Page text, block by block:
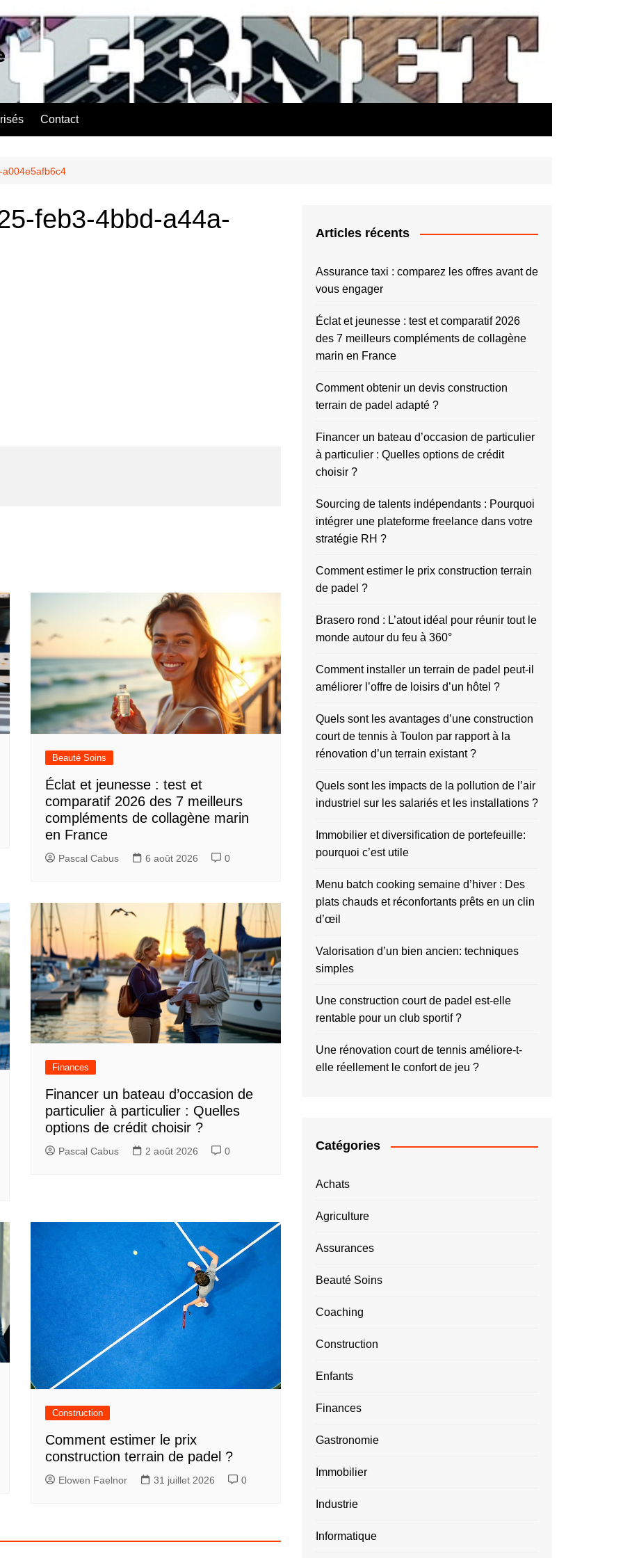
Contact
feb3-4bbd-a44a-
Beauté Soins
Éclat et jeunesse : test et
comparatif 2026 des 7 meilleurs
compléments de collagène marin
en France
Pascal Cabus 6 août 2026 0
Finances
Financer un bateau d’occasion de
particulier à particulier : Quelles
options de crédit choisir ?
Pascal Cabus 2 août 2026 0
Construction
Comment estimer le prix
construction terrain de padel ?
Elowen Faelnor 31 juillet 2026 0
Articles récents
Assurance taxi : comparez les offres avant de
vous engager
Éclat et jeunesse : test et comparatif 2026
des 7 meilleurs compléments de collagène
marin en France
Comment obtenir un devis construction
terrain de padel adapté ?
Financer un bateau d’occasion de particulier
à particulier : Quelles options de crédit
choisir ?
Sourcing de talents indépendants : Pourquoi
intégrer une plateforme freelance dans votre
stratégie RH ?
Comment estimer le prix construction terrain
de padel ?
Brasero rond : L’atout idéal pour réunir tout le
monde autour du feu à 360°
Comment installer un terrain de padel peut-il
améliorer l’offre de loisirs d’un hôtel ?
Quels sont les avantages d’une construction
court de tennis à Toulon par rapport à la
rénovation d’un terrain existant ?
Quels sont les impacts de la pollution de l’air
industriel sur les salariés et les installations ?
Immobilier et diversification de portefeuille:
pourquoi c’est utile
Menu batch cooking semaine d’hiver : Des
plats chauds et réconfortants prêts en un clin
d’œil
Valorisation d’un bien ancien: techniques
simples
Une construction court de padel est-elle
rentable pour un club sportif ?
Une rénovation court de tennis améliore-t-
elle réellement le confort de jeu ?
Catégories
Achats
Agriculture
Assurances
Beauté Soins
Coaching
Construction
Enfants
Finances
Gastronomie
Immobilier
Industrie
Informatique